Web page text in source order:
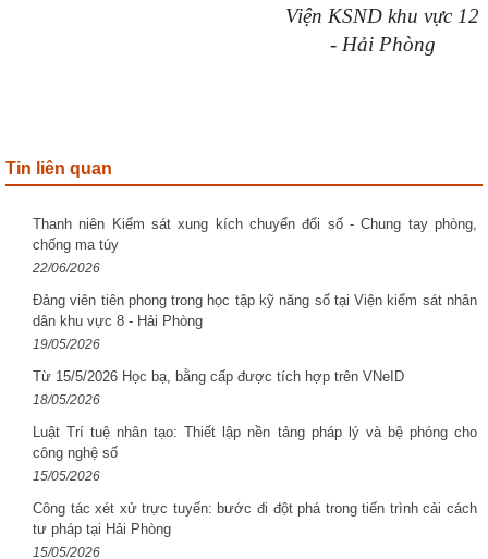
Viện KSND khu vực 12
- Hải Phòng
Tin liên quan
Thanh niên Kiểm sát xung kích chuyển đổi số - Chung tay phòng,
chống ma túy
22/06/2026
Đảng viên tiên phong trong học tập kỹ năng số tại Viện kiểm sát nhân
dân khu vực 8 - Hải Phòng
19/05/2026
Từ 15/5/2026 Học bạ, bằng cấp được tích hợp trên VNeID
18/05/2026
Luật Trí tuệ nhân tạo: Thiết lập nền tảng pháp lý và bệ phóng cho
công nghệ số
15/05/2026
Công tác xét xử trực tuyến: bước đi đột phá trong tiến trình cải cách
tư pháp tại Hải Phòng
15/05/2026